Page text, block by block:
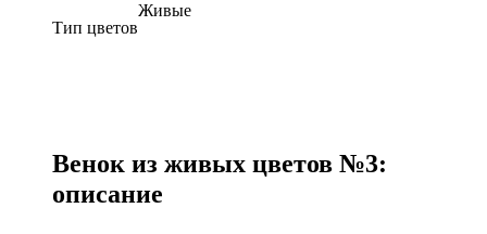
Тип цветов
Живые
Венок из живых цветов №3:
описание